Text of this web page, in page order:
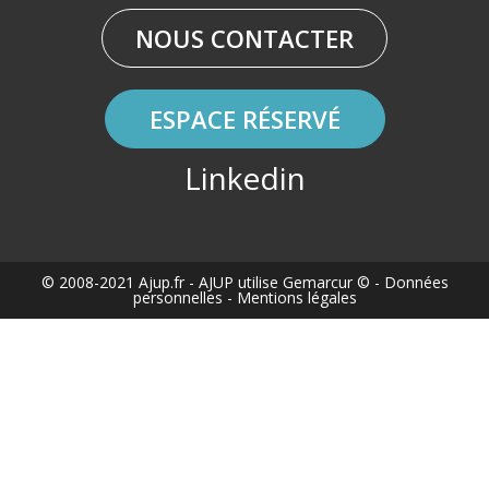
NOUS CONTACTER
ESPACE RÉSERVÉ
Linkedin
© 2008-2021 Ajup.fr- AJUP utilise Gemarcur © - Données
personnelles - Mentions légales